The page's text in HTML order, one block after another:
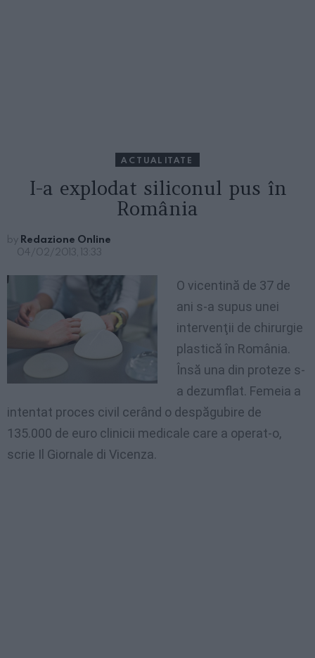
ACTUALITATE
I-a explodat siliconul pus în
România
by Redazione Online
04/02/2013, 13:33
O vicentină de 37 de
ani s-a supus unei
intervenţii de chirurgie
plastică în România.
Însă una din proteze s-
a dezumflat. Femeia a
intentat proces civil cerând o despăgubire de
135.000 de euro clinicii medicale care a operat-o,
scrie Il Giornale di Vicenza.